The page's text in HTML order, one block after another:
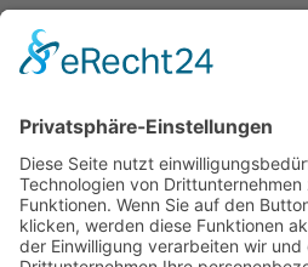
Startseite
Schuhmode